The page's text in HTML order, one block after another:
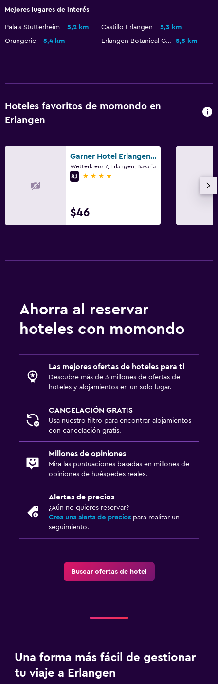
Mejores lugares de interés
Palais Stutterheim 5,2 km Castillo Erlangen
5,3 km
Orangerie
5,4 km Erlangen Botanical Garden 5,5 km
Hoteles favoritos de momondo en
Erlangen
Garner Hotel Erlangen SüD By IHG
Wetterkreuz 7, Erlangen, Bavaria
8,1
4 estrellas
$46
Ahorra al reservar
hoteles con momondo
Las mejores ofertas de hoteles para ti
Descubre más de 3 millones de ofertas de
hoteles y alojamientos en un solo lugar.
CANCELACIÓN GRATIS
Usa nuestro filtro para encontrar alojamientos
con cancelación gratis.
Millones de opiniones
Mira las puntuaciones basadas en millones de
opiniones de huéspedes reales.
Alertas de precios
¿Aún no quieres reservar?
Crea una alerta de precios para realizar un
seguimiento.
Buscar ofertas de hotel
Una forma más fácil de gestionar
tu viaje a Erlangen